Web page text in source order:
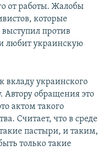
от работы. Жалобы
которые
против
любит украинскую
вкладу украинского
Автору обращения это
актом такого
Считает, что в среде
пастыри, и таким,
только такие